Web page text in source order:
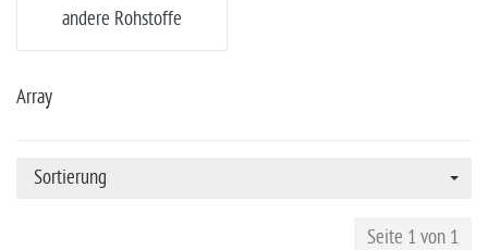
andere Rohstoffe
Array
Sortierung
Seite 1 von 1